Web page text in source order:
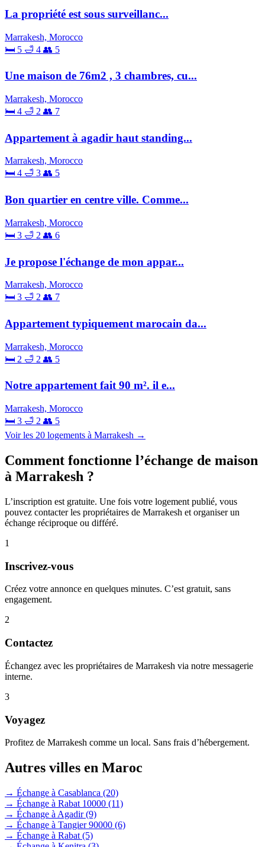
La propriété est sous surveillanc...
Marrakesh, Morocco
🛏 5 🛁 4 👥 5
Une maison de 76m2 , 3 chambres, cu...
Marrakesh, Morocco
🛏 4 🛁 2 👥 7
Appartement à agadir haut standing...
Marrakesh, Morocco
🛏 4 🛁 3 👥 5
Bon quartier en centre ville. Comme...
Marrakesh, Morocco
🛏 3 🛁 2 👥 6
Je propose l'échange de mon appar...
Marrakesh, Morocco
🛏 3 🛁 2 👥 7
Appartement typiquement marocain da...
Marrakesh, Morocco
🛏 2 🛁 2 👥 5
Notre appartement fait 90 m². il e...
Marrakesh, Morocco
🛏 3 🛁 2 👥 5
Voir les 20 logements à Marrakesh →
Comment fonctionne l’échange de maison
à Marrakesh ?
L’inscription est gratuite. Une fois votre logement publié, vous
pouvez contacter les propriétaires de Marrakesh et organiser un
échange réciproque ou différé.
1
Inscrivez-vous
Créez votre annonce en quelques minutes. C’est gratuit, sans
engagement.
2
Contactez
Échangez avec les propriétaires de Marrakesh via notre messagerie
interne.
3
Voyagez
Profitez de Marrakesh comme un local. Sans frais d’hébergement.
Autres villes en Maroc
→ Échange à Casablanca (20)
→ Échange à Rabat 10000 (11)
→ Échange à Agadir(9)
→ Échange à Tangier 90000 (6)
→ Échange à Rabat (5)